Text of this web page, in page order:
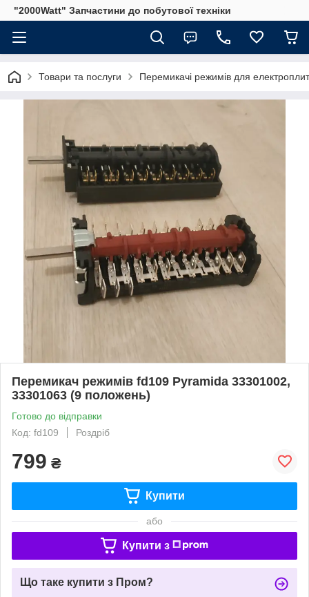
"2000Watt" Запчастини до побутової техніки
Товари та послуги Перемикачі режимів для
Перемикач режимів fd109 Pyramida 33301002,
33301063 (9 положень)
Готово до відправки
Код: fd109
Роздріб
799 ₴
Купити
або
Купити з
Що таке купити з Пром?